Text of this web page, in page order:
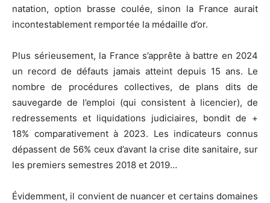
natation, option brasse coulée, sinon la France aurait
incontestablement remportée la médaille d’or.
Plus sérieusement, la France s’apprête à battre en 2024
un record de défauts jamais atteint depuis 15 ans. Le
nombre de procédures collectives, de plans dits de
sauvegarde de l’emploi (qui consistent à licencier), de
redressements et liquidations judiciaires, bondit de +
18% comparativement à 2023. Les indicateurs connus
dépassent de 56% ceux d’avant la crise dite sanitaire, sur
les premiers semestres 2018 et 2019…
Évidemment, il convient de nuancer et certains domaines